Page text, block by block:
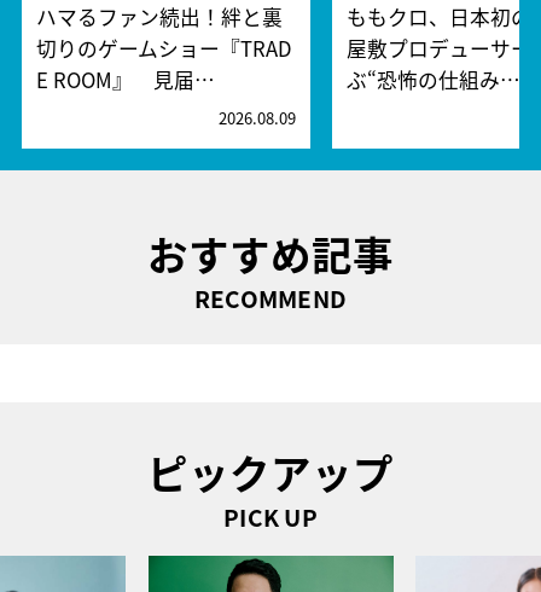
ハマるファン続出！絆と裏
切りのゲームショー『TRAD
E ROOM』 見届…
2026.08.09
ももクロ、日本初の
屋敷プロデューサー
ぶ“恐怖の仕組み…
おすすめ記事
RECOMMEND
ピックアップ
PICK UP